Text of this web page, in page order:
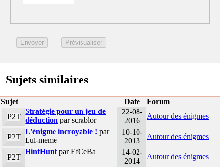
Sujets similaires
Sujet Date
Forum
P2T
Stratégie pour un jeu de
déduction par scrablor
22-08-
2016
Autour des énigmes
P2T
L'énigme incroyable ! par
Lui-meme
10-10-
2013
Autour des énigmes
P2T
HintHunt par EfCeBa
14-02-
2014
Autour des énigmes